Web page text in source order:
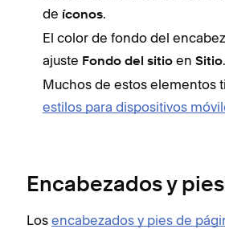
de íconos.
El color de fondo del
ajuste Fondo del sitio en Sitio.
Muchos de estos elementos
estilos para dispositivos
Encabezados y
Los encabezados y pies de